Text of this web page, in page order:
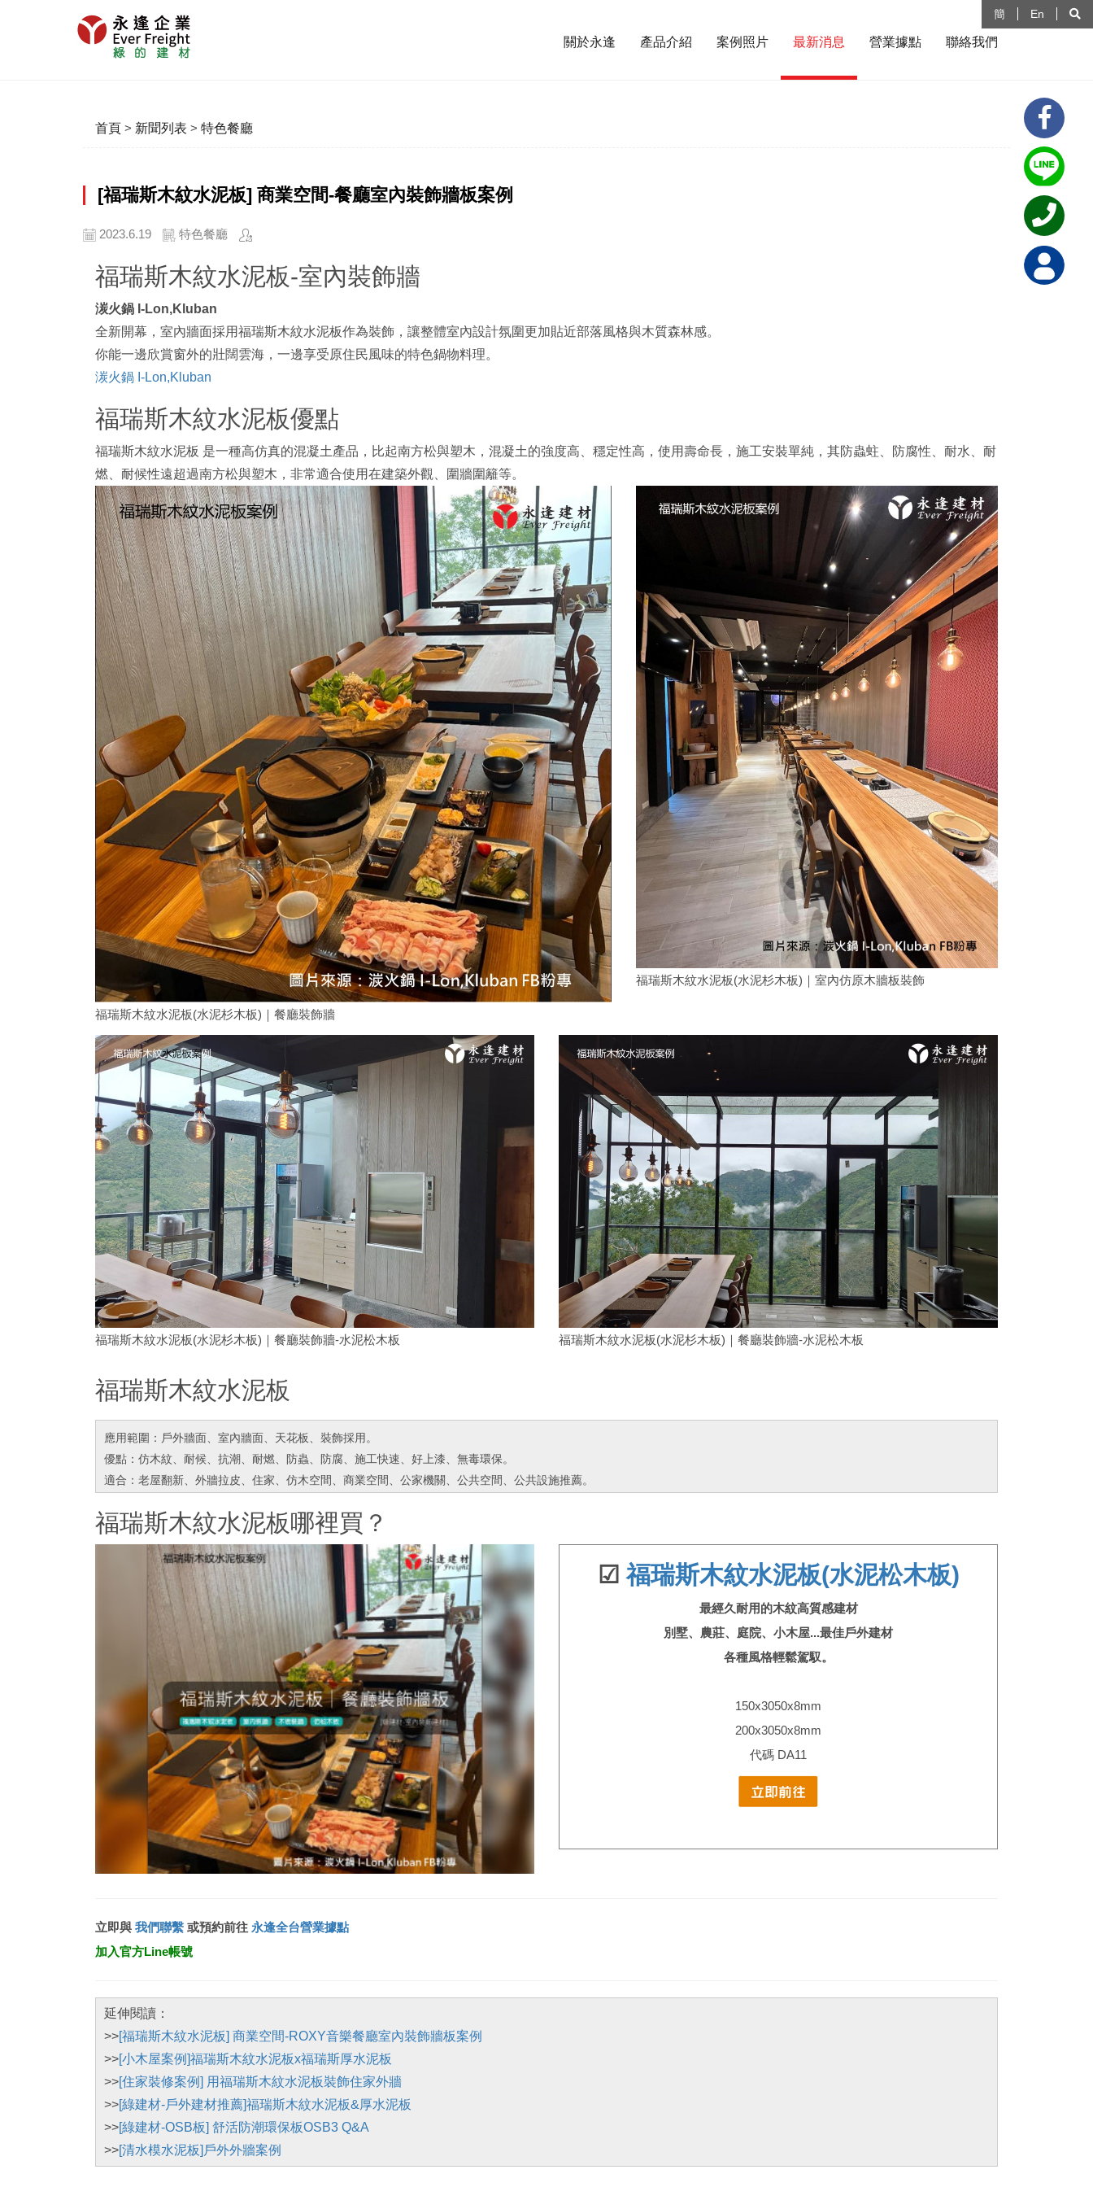
簡 En
關於永逢 產品介紹 案例照片 最新消息 營業據點 聯絡我們
首頁 > 新聞列表 > 特色餐廳
[福瑞斯木紋水泥板] 商業空間-餐廳室內裝飾牆板案例
2023.6.19 特色餐廳
福瑞斯木紋水泥板-室內裝飾牆
湠火鍋 I-Lon,Kluban
全新開幕，室內牆面採用福瑞斯木紋水泥板作為裝飾，讓整體室內設計氛圍更加貼近部落風格與木質森林感。
你能一邊欣賞窗外的壯闊雲海，一邊享受原住民風味的特色鍋物料理。
湠火鍋 I-Lon,Kluban
福瑞斯木紋水泥板優點
福瑞斯木紋水泥板 是一種高仿真的混凝土產品，比起南方松與塑木，混凝土的強度高、穩定性高，使用壽命長，施工安裝單純，其防蟲蛀、防腐性、耐水、耐
燃、耐候性遠超過南方松與塑木，非常適合使用在建築外觀、圍牆圍籬等。
福瑞斯木紋水泥板(水泥杉木板)｜餐廳裝飾牆
福瑞斯木紋水泥板(水泥杉木板)｜室內仿原木牆板裝飾
福瑞斯木紋水泥板(水泥杉木板)｜餐廳裝飾牆-水泥松木板 福瑞斯木紋水泥板(水泥杉木板)｜餐廳裝飾牆-水泥松木板
福瑞斯木紋水泥板
應用範圍：戶外牆面、室內牆面、天花板、裝飾採用。
優點：仿木紋、耐候、抗潮、耐燃、防蟲、防腐、施工快速、好上漆、無毒環保。
適合：老屋翻新、外牆拉皮、住家、仿木空間、商業空間、公家機關、公共空間、公共設施推薦。
福瑞斯木紋水泥板哪裡買？
☑福瑞斯木紋水泥板(水泥松木板)
最經久耐用的木紋高質感建材
別墅、農莊、庭院、小木屋...最佳戶外建材
各種風格輕鬆駕馭。
150x3050x8mm
200x3050x8mm
代碼 DA11
立即與 我們聯繫 或預約前往 永逢全台營業據點
加入官方Line帳號
延伸閱讀：
>>[福瑞斯木紋水泥板] 商業空間-ROXY音樂餐廳室內裝飾牆板案例
>>[小木屋案例]福瑞斯木紋水泥板x福瑞斯厚水泥板
>>[住家裝修案例] 用福瑞斯木紋水泥板裝飾住家外牆
>>[綠建材-戶外建材推薦]福瑞斯木紋水泥板&厚水泥板
>>[綠建材-OSB板] 舒活防潮環保板OSB3 Q&A
>>[清水模水泥板]戶外外牆案例